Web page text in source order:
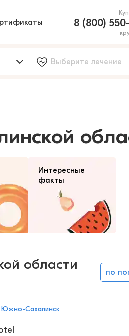
8 (800)
Интересные
факты
области
по
Южно-Сахалинск